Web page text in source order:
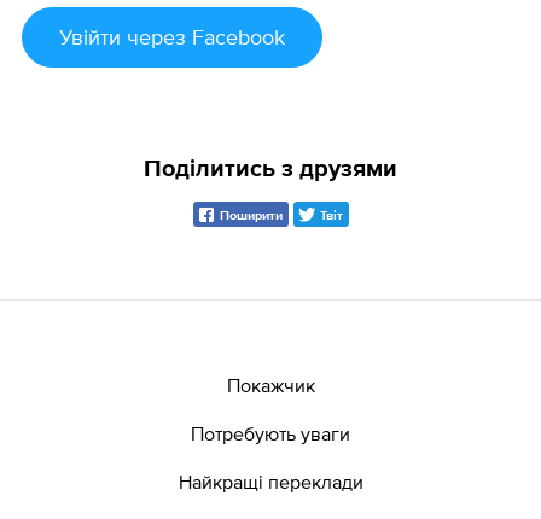
Увійти через Facebook
Поділитись з друзями
Поширити Твіт
Покажчик
Потребують уваги
Найкращі переклади